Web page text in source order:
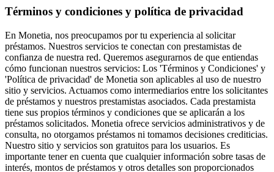
Términos y condiciones y política de privacidad
En Monetia, nos preocupamos por tu experiencia al solicitar
préstamos. Nuestros servicios te conectan con prestamistas de
confianza de nuestra red. Queremos asegurarnos de que entiendas
cómo funcionan nuestros servicios: Los 'Términos y Condiciones' y
'Política de privacidad' de Monetia son aplicables al uso de nuestro
sitio y servicios. Actuamos como intermediarios entre los solicitantes
de préstamos y nuestros prestamistas asociados. Cada prestamista
tiene sus propios términos y condiciones que se aplicarán a los
préstamos solicitados. Monetia ofrece servicios administrativos y de
consulta, no otorgamos préstamos ni tomamos decisiones crediticias.
Nuestro sitio y servicios son gratuitos para los usuarios. Es
importante tener en cuenta que cualquier información sobre tasas de
interés, montos de préstamos y otros detalles son proporcionados